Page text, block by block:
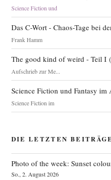
Science Fiction und
Das C-Wort - Chaos-Tage bei
Frank Hamm
The good kind of weird - Teil I(
Aufschrieb zur Me...
Science Fiction und Fantasy im
Science Fiction im
DIE LETZTEN
Photo of the week: Sunset
So., 2. August 2026